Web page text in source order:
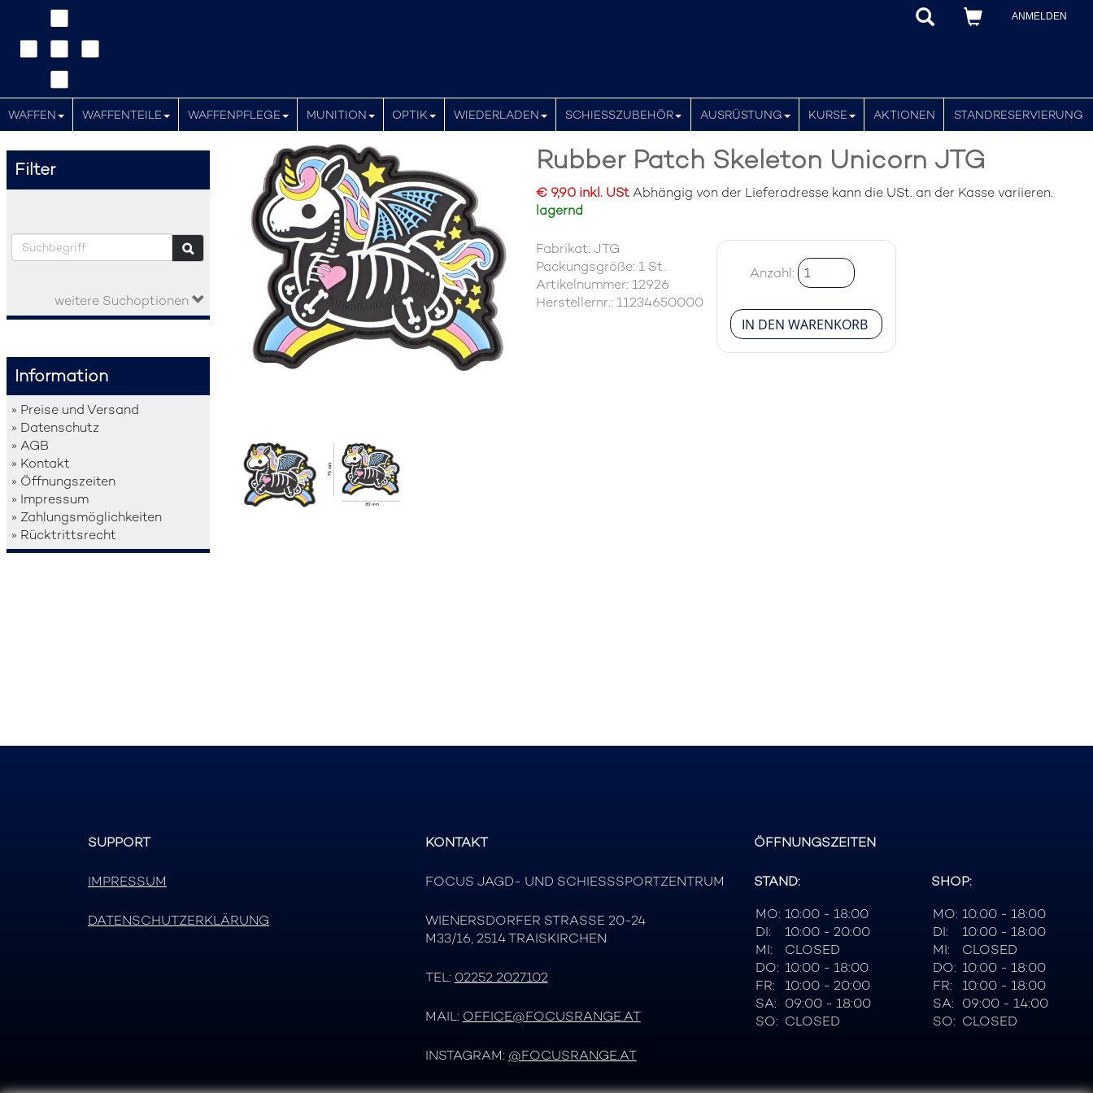
ANMELDEN
WAFFEN WAFFENTEILE WAFFENPFLEGE MUNITION OPTIK WIEDERLADEN SCHIESSZUBEHÖR AUSRÜSTUNG KURSE AKTIONEN STANDRESERVIERUNG
Filter
weitere Suchoptionen
Information
» Preise und Versand
» Datenschutz
» AGB
» Kontakt
» Öffnungszeiten
» Impressum
» Zahlungsmöglichkeiten
» Rücktrittsrecht
Rubber Patch Skeleton Unicorn JTG
€ 9,90 inkl. UStAbhängig von der Lieferadresse kann die USt. an der Kasse variieren.
lagernd
Fabrikat: JTG
Packungsgröße: 1 St.
Artikelnummer: 12926
Herstellernr.: 11234650000
Anzahl:
SUPPORT
IMPRESSUM
DATENSCHUTZERKLÄRUNG
KONTAKT
FOCUS JAGD- UND SCHIESSSPORTZENTRUM
WIENERSDORFER STRASSE 20-24
M33/16, 2514 TRAISKIRCHEN
TEL: 02252 2027102
MAIL: OFFICE@FOCUSRANGE.AT
INSTAGRAM: @FOCUSRANGE.AT
ÖFFNUNGSZEITEN
STAND:
MO: 10:00 - 18:00
DI:
10:00 - 20:00
MI:
CLOSED
DO: 10:00 - 18:00
FR:
10:00 - 20:00
SA: 09:00 - 18:00
SO: CLOSED
SHOP:
MO: 10:00 - 18:00
DI:
10:00 - 18:00
MI:
CLOSED
DO: 10:00 - 18:00
FR:
10:00 - 18:00
SA: 09:00 - 14:00
SO: CLOSED